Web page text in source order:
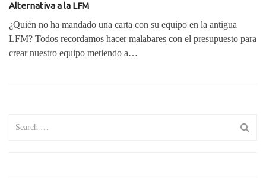
Alternativa a la LFM
¿Quién no ha mandado una carta con su equipo en la antigua
LFM? Todos recordamos hacer malabares con el presupuesto para
crear nuestro equipo metiendo a…